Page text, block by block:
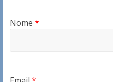
Nome *